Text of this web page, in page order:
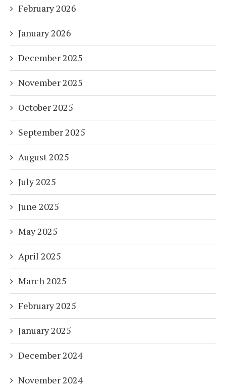
February 2026
January 2026
December 2025
November 2025
October 2025
September 2025
August 2025
July 2025
June 2025
May 2025
April 2025
March 2025
February 2025
January 2025
December 2024
November 2024